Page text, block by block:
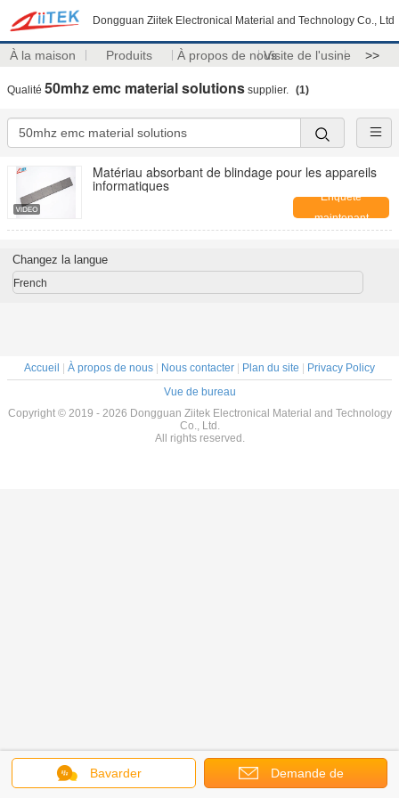
Dongguan Ziitek Electronical Material and Technology Co., Ltd
À la maison Produits À propos de nousVisite de l'usine >>
Qualité 50mhz emc material solutions supplier. (1)
Matériau absorbant de blindage pour les appareils
informatiques
Enquête
maintenant
Bavarder Demande de
Changez la langue
French
Accueil À propos de nous Nous contacter Plan du site
Privacy Policy
Vue de bureau
Copyright © 2019 - 2026 Dongguan Ziitek Electronical Material and Technology
Co., Ltd.
All rights reserved.